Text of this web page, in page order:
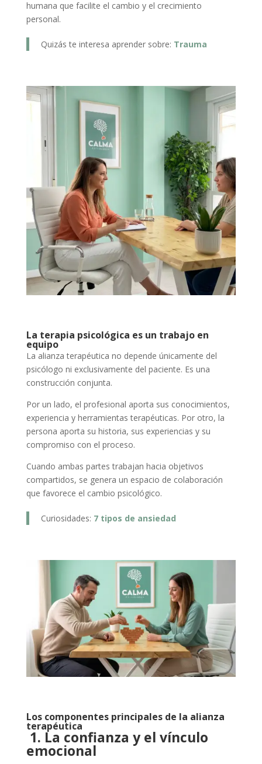
humana que facilite el cambio y el crecimiento
personal.
Quizás te interesa aprender sobre: Trauma
La terapia psicológica es un trabajo en
equipo
La alianza terapéutica no depende únicamente del
psicólogo ni exclusivamente del paciente. Es una
construcción conjunta.
Por un lado, el profesional aporta sus conocimientos,
experiencia y herramientas terapéuticas. Por otro, la
persona aporta su historia, sus experiencias y su
compromiso con el proceso.
Cuando ambas partes trabajan hacia objetivos
compartidos, se genera un espacio de colaboración
que favorece el cambio psicológico.
Curiosidades: 7 tipos de ansiedad
Los componentes principales de la alianza
terapéutica
1. La confianza y el vínculo
emocional